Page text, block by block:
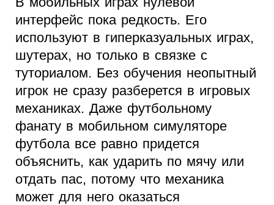
интерфейс пока редкость. Его
используют в гиперказуальных играх,
шутерах, но только в связке с
туториалом. Без обучения неопытный
игрок не сразу разберется в игровых
механиках. Даже футбольному
фанату в мобильном симуляторе
футбола все равно придется
объяснить, как ударить по мячу или
отдать пас, потому что механика
может для него оказаться